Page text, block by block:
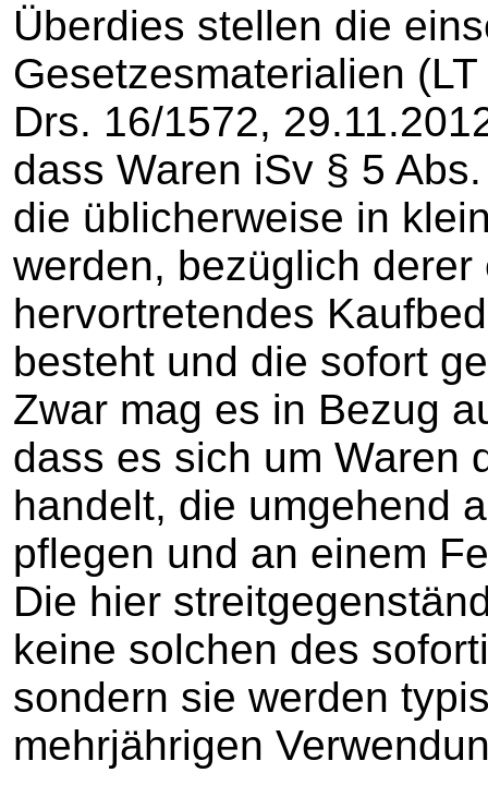
Überdies stellen die
Gesetzesmaterialien
Drs. 16/1572,
dass Waren iSv § 5
die üblicherweise in
werden, bezüglich
hervortretendes
besteht und die sofort
Zwar mag es in Bezug
dass es sich um Waren
handelt, die umgehend
pflegen und an einem
Die hier
keine solchen des
sondern sie werden
mehrjährigen